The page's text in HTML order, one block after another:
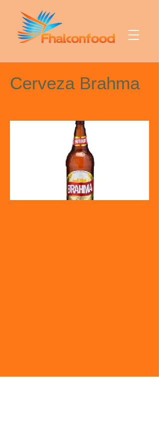
Cerveza Brahma